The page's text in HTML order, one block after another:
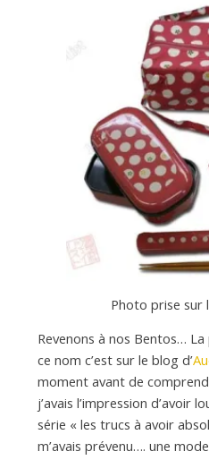
Photo prise sur
Revenons à nos Bentos…
ce nom c’est sur le blog d’
moment avant de
j’avais l’impression d’avoir
série « les trucs à avoir
m’avais prévenu…. une